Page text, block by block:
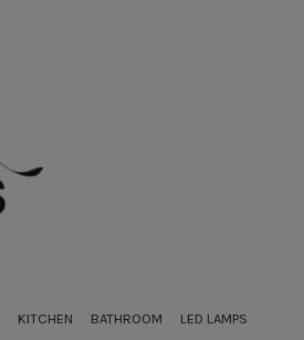
KITCHEN BATHROOM LED LAMPS